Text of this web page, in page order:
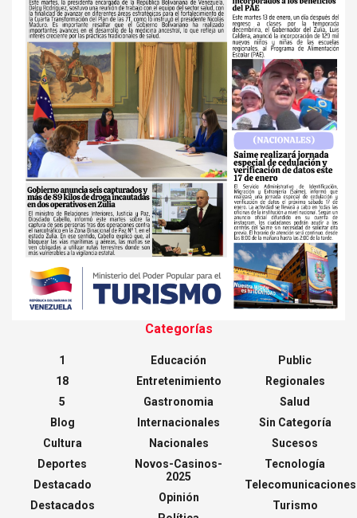
Categorías
1
18
5
Blog
Cultura
Deportes
Destacado
Destacados
Educación
Entretenimiento
Gastronomia
Internacionales
Nacionales
Novos-Casinos-
2025
Opinión
Public
Regionales
Salud
Sin Categoría
Sucesos
Tecnología
Telecomunicaciones
Turismo